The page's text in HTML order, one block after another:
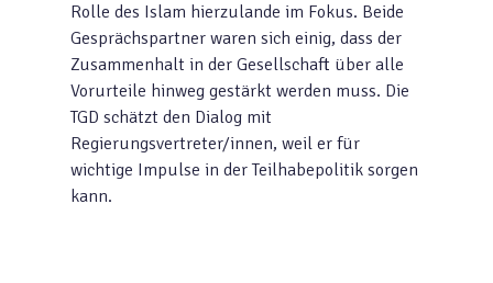
Rolle des Islam hierzulande im Fokus. Beide
Gesprächspartner waren sich einig, dass der
Zusammenhalt in der Gesellschaft über alle
Vorurteile hinweg gestärkt werden muss. Die
TGD schätzt den Dialog mit
Regierungsvertreter/innen, weil er für
wichtige Impulse in der Teilhabepolitik sorgen
kann.